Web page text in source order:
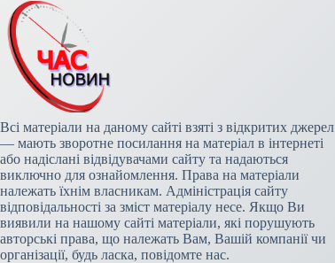
Всі матеріали на даному сайті взяті з відкритих джерел
— мають зворотне посилання на матеріал в інтернеті
або надіслані відвідувачами сайту та надаються
виключно для ознайомлення. Права на матеріали
належать їхнім власникам. Адміністрація сайту
відповідальності за зміст матеріалу несе. Якщо Ви
виявили на нашому сайті матеріали, які порушують
авторські права, що належать Вам, Вашій компанії чи
організації, будь ласка, повідомте нас.